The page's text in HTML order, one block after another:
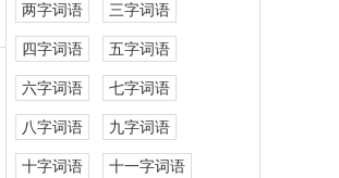
两字词语 三字词语
四字词语 五字词语
六字词语 七字词语
八字词语 九字词语
十字词语 十一字词语